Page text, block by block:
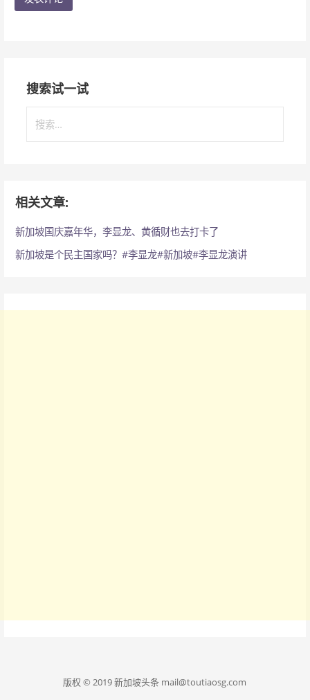
搜索试一试
索
相关文章:
新加坡国庆嘉年华，李显龙、黄循财也去打卡了
新加坡是个民主国家吗？#李显龙#新加坡#李显龙演讲
版权 © 2019 新加坡头条 mail@toutiaosg.com